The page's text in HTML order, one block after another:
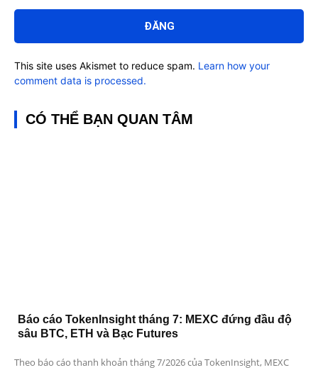
luận:
This site uses Akismet to reduce spam. Learn how your
comment data is processed.
CÓ THỂ BẠN QUAN TÂM
Báo cáo TokenInsight tháng 7: MEXC đứng đầu độ
sâu BTC, ETH và Bạc Futures
Theo báo cáo thanh khoản tháng 7/2026 của TokenInsight, MEXC